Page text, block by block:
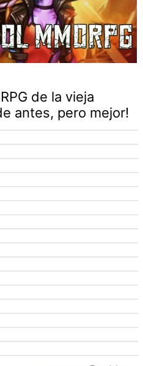
de la vieja
antes, pero mejor!